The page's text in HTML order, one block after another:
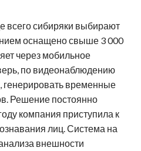
всего сибиряки выбирают
оснащено свыше 3 000
через мобильное
по видеонаблюдению
генерировать временные
Решение постоянно
компания приступила к
лиц. Система на
внешности